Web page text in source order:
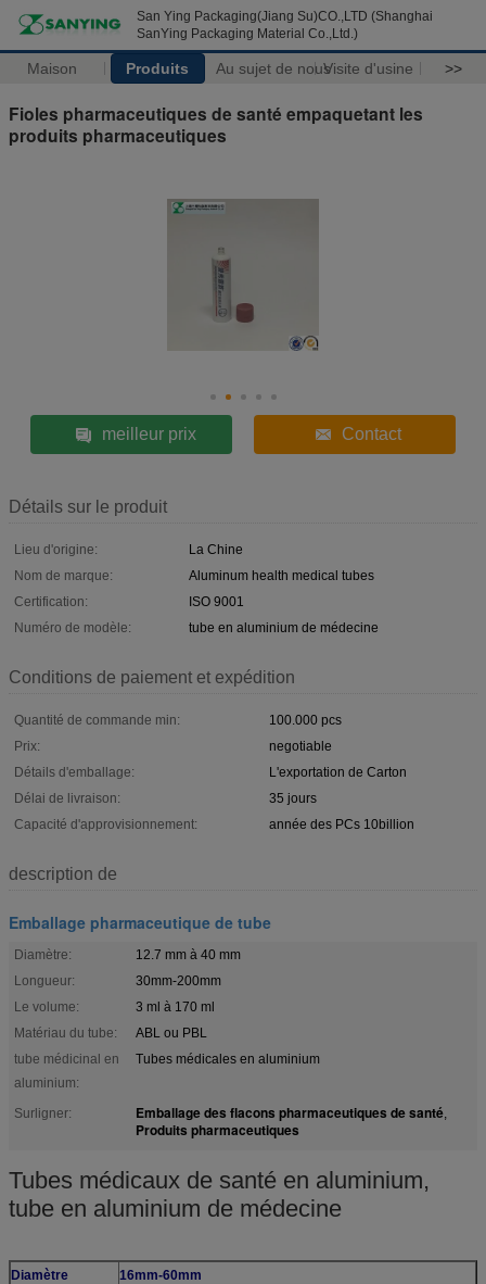
San Ying Packaging(Jiang Su)CO.,LTD (Shanghai
SanYing Packaging Material Co.,Ltd.)
Maison Produits Au sujet de nousVisite d'usine >>
Fioles pharmaceutiques de santé empaquetant les
produits pharmaceutiques
meilleur prix Contact
Détails sur le produit
Lieu d'origine:
La Chine
Nom de marque:
Aluminum health medical tubes
Certification:
ISO 9001
Numéro de modèle:
tube en aluminium de médecine
Conditions de paiement et expédition
Quantité de commande min:
100.000 pcs
Prix:
negotiable
Détails d'emballage:
L'exportation de Carton
Délai de livraison:
35 jours
Capacité d'approvisionnement:
année des PCs 10billion
description de
Emballage pharmaceutique de tube
Diamètre:
12.7 mm à 40 mm
Longueur:
30mm-200mm
Le volume:
3 ml à 170 ml
Matériau du tube:
ABL ou PBL
tube médicinal en
aluminium:
Tubes médicales en aluminium
Surligner: Emballage des flacons pharmaceutiques de santé,
Produits pharmaceutiques
Tubes médicaux de santé en aluminium,
tube en aluminium de médecine
Diamètre
16mm-60mm